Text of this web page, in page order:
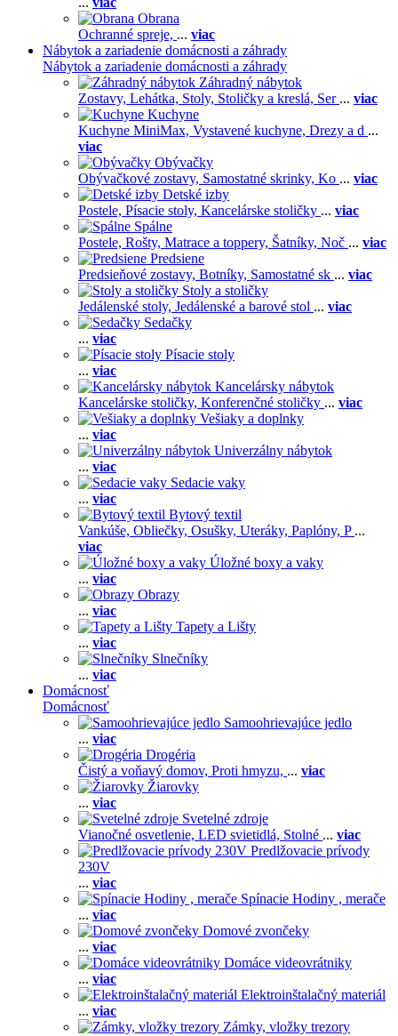
Obrana
Ochranné spreje, ... viac
Nábytok a zariadenie domácnosti a záhrady
Nábytok a zariadenie domácnosti a záhrady
Záhradný nábytok
Zostavy, Lehátka, Stoly, Stoličky a kreslá, Ser ... viac
Kuchyne
Kuchyne MiniMax, Vystavené kuchyne, Drezy a d ...
viac
Obývačky
Obývačkové zostavy, Samostatné skrinky, Ko ... viac
Detské izby
Postele, Písacie stoly, Kancelárske stoličky ... viac
Spálne
Postele, Rošty, Matrace a toppery, Šatníky, Noč ... viac
Predsiene
Predsieňové zostavy, Botníky, Samostatné sk ... viac
Stoly a stoličky
Jedálenské stoly, Jedálenské a barové stol ... viac
Sedačky
... viac
Písacie stoly
... viac
Kancelársky nábytok
Kancelárske stoličky, Konferenčné stoličky ... viac
Vešiaky a doplnky
... viac
Univerzálny nábytok
... viac
Sedacie vaky
... viac
Bytový textil
Vankúše, Obliečky, Osušky, Uteráky, Paplóny, P ...
viac
Úložné boxy a vaky
... viac
Obrazy
... viac
Tapety a Lišty
... viac
Slnečníky
... viac
Domácnosť
Domácnosť
Samoohrievajúce jedlo
... viac
Drogéria
Čistý a voňavý domov, Proti hmyzu, ... viac
Žiarovky
... viac
Svetelné zdroje
Vianočné osvetlenie, LED svietidlá, Stolné ... viac
Predlžovacie prívody
230V
... viac
Spínacie Hodiny , merače
... viac
Domové zvončeky
... viac
Domáce videovrátniky
... viac
Elektroinštalačný materiál
... viac
Zámky, vložky trezory